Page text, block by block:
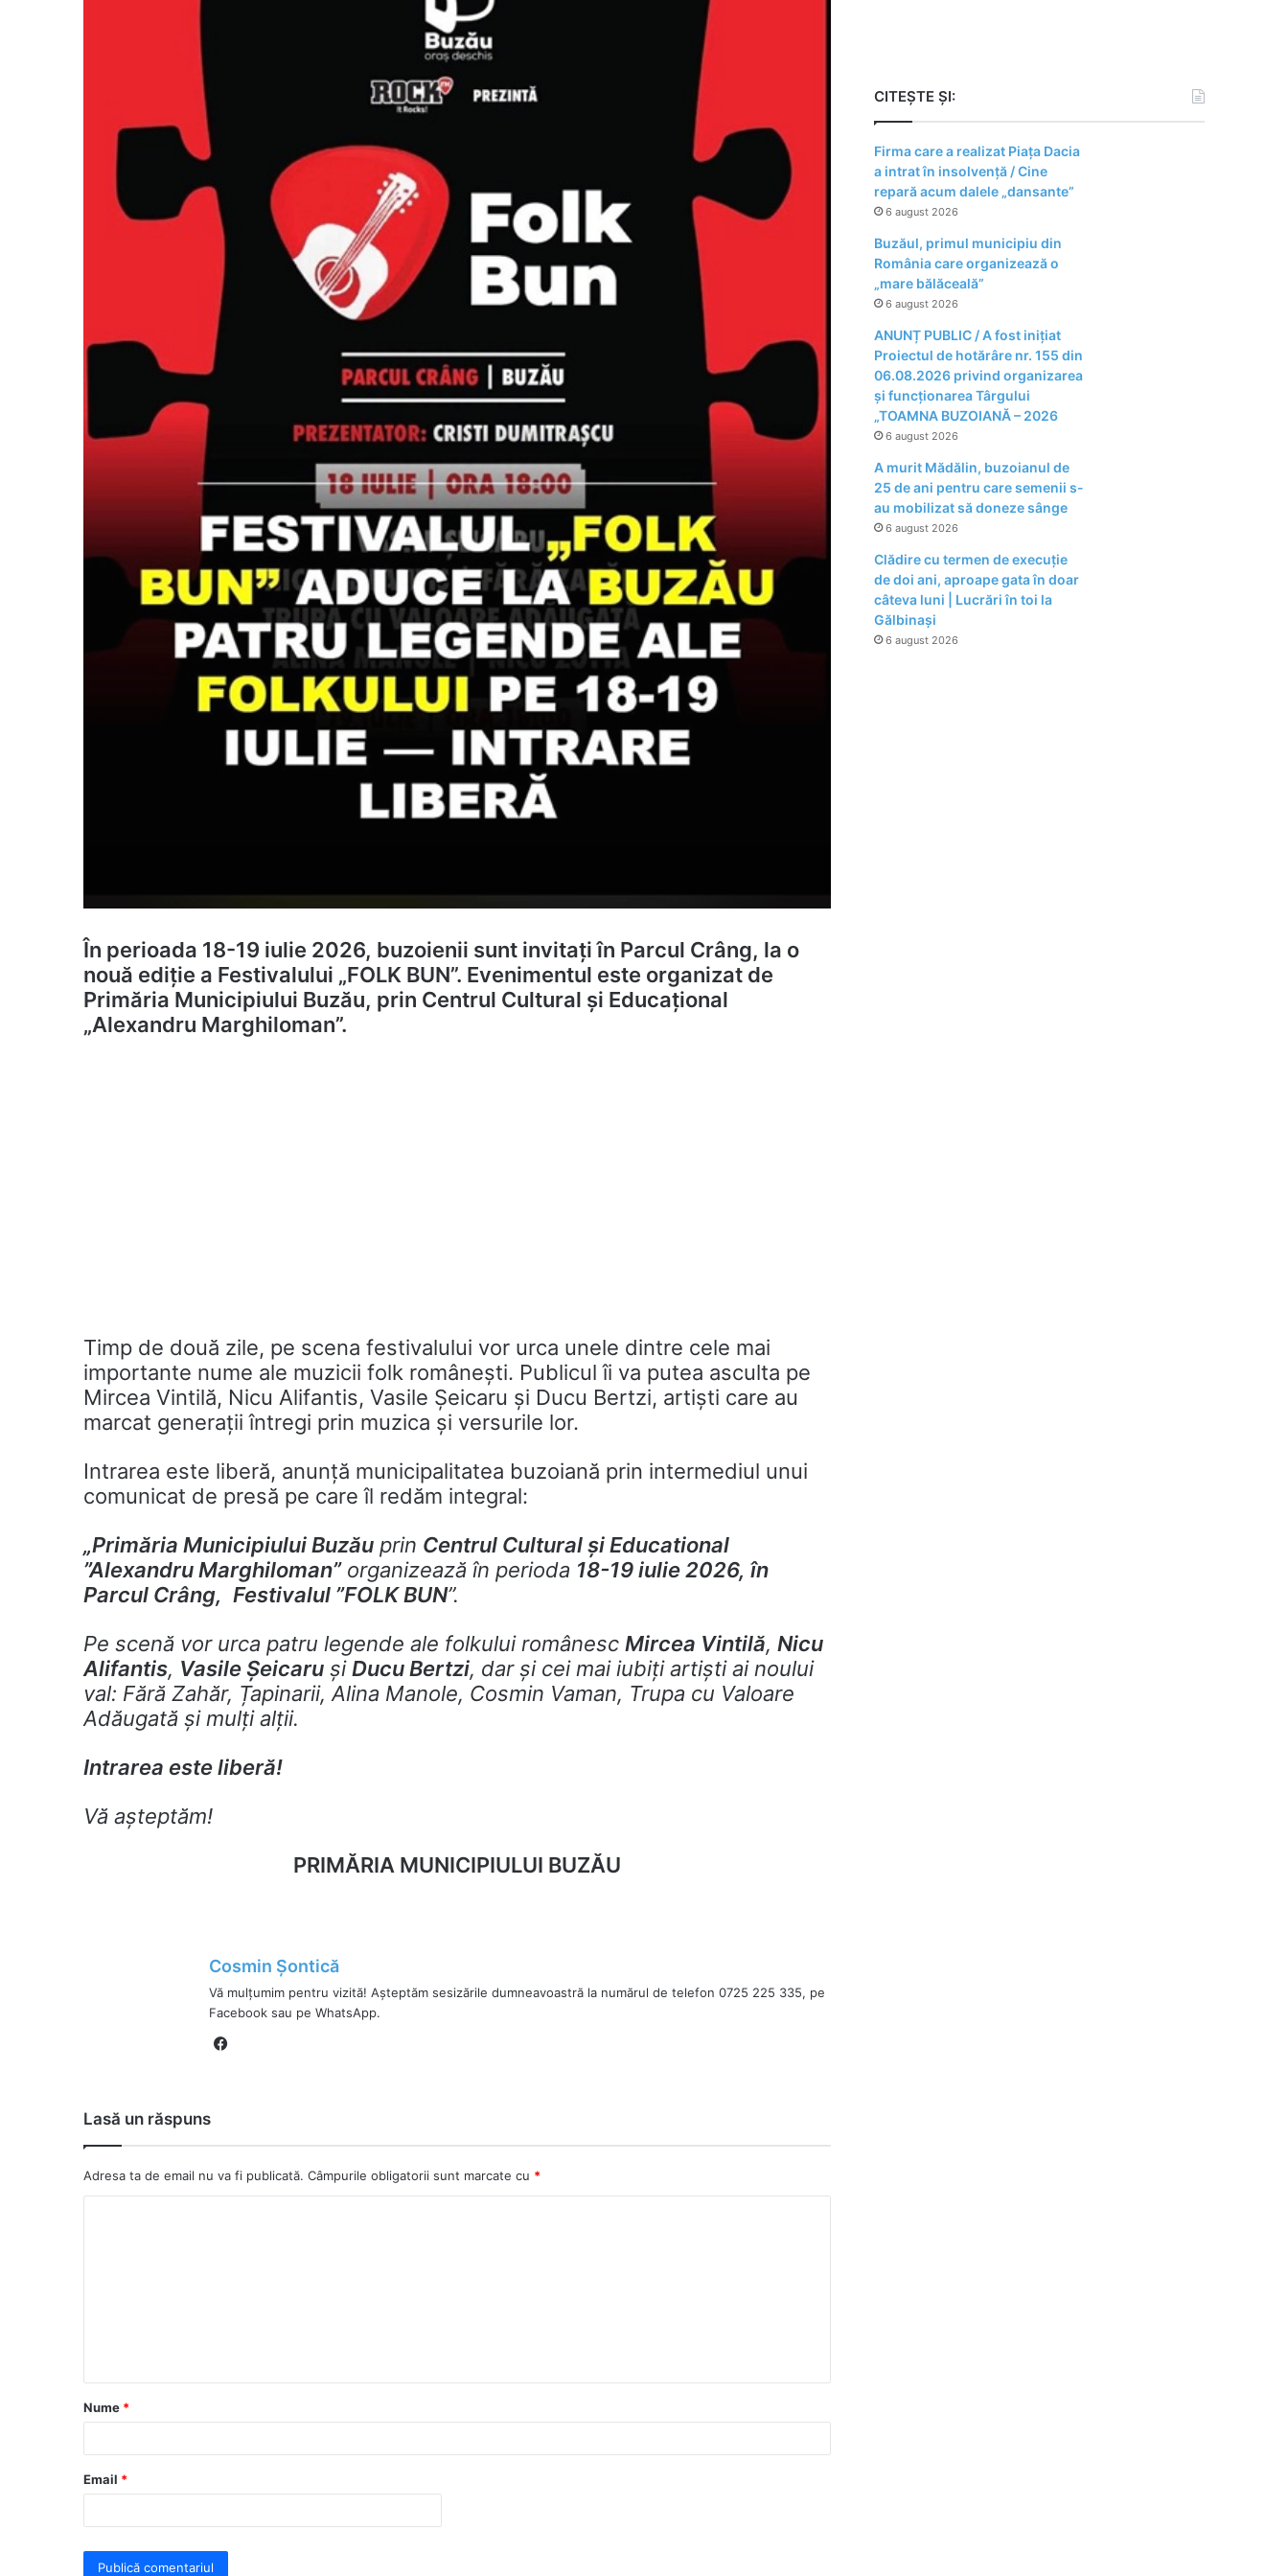
În perioada 18-19 iulie 2026, buzoienii sunt invitați în Parcul Crâng, la o
nouă ediție a Festivalului „FOLK BUN”. Evenimentul este organizat de
Primăria Municipiului Buzău, prin Centrul Cultural și Educațional
„Alexandru Marghiloman”.
Timp de două zile, pe scena festivalului vor urca unele dintre cele mai
importante nume ale muzicii folk românești. Publicul îi va putea asculta pe
Mircea Vintilă, Nicu Alifantis, Vasile Șeicaru și Ducu Bertzi, artiști care au
marcat generații întregi prin muzica și versurile lor.
Intrarea este liberă, anunță municipalitatea buzoiană prin intermediul unui
comunicat de presă pe care îl redăm integral:
„Primăria Municipiului Buzău prin Centrul Cultural și Educational
”Alexandru Marghiloman”organizează în perioda 18-19 iulie 2026, în
Parcul Crâng, Festivalul ”FOLK BUN”.
Pe scenă vor urca patru legende ale folkului românesc Mircea Vintilă, Nicu
Alifantis, Vasile Șeicaru șiDucu Bertzi, dar și cei mai iubiți artiști ai noului
val: Fără Zahăr, Țapinarii, Alina Manole, Cosmin Vaman, Trupa cu Valoare
Adăugată și mulți alții.
Intrarea este liberă!
Vă așteptăm!
PRIMĂRIA MUNICIPIULUI BUZĂU
Cosmin Șontică
Vă mulțumim pentru vizită! Așteptăm sesizările dumneavoastră la numărul de telefon 0725 225 335, pe
Facebook sau pe WhatsApp.
Lasă un răspuns
Adresa ta de email nu va fi publicată. Câmpurile obligatorii sunt marcate cu *
a
r
*
Nume *
Email *
CITEȘTE ȘI:
Firma care a realizat Piața Dacia
a intrat în insolvență / Cine
repară acum dalele „dansante”
6 august 2026
Buzăul, primul municipiu din
România care organizează o
„mare bălăceală”
6 august 2026
ANUNȚ PUBLIC / A fost inițiat
Proiectul de hotărâre nr. 155 din
06.08.2026 privind organizarea
şi funcţionarea Târgului
„TOAMNA BUZOIANĂ – 2026
6 august 2026
A murit Mădălin, buzoianul de
25 de ani pentru care semenii s-
au mobilizat să doneze sânge
6 august 2026
Clădire cu termen de execuție
de doi ani, aproape gata în doar
câteva luni | Lucrări în toi la
Gălbinași
6 august 2026